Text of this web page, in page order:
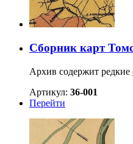
Сборник карт
Архив содержит редкие
Артикул: 36-001
Перейти